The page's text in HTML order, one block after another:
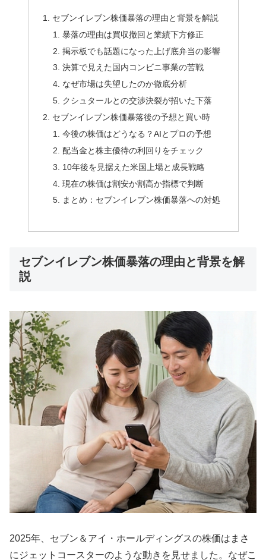
セブンイレブン株価暴落の理由と背景を解説
暴落の理由は買収撤回と業績下方修正
掲示板でも話題になった上げ底弁当の影響
決算で見えた国内コンビニ事業の苦戦
なぜ市場は失望したのか徹底分析
クシュタールとの交渉決裂が招いた下落
セブンイレブン株価暴落後の予想と買い時
今後の株価はどうなる？AIとプロの予想
配当金と株主優待の利回りをチェック
10年後を見据えた米国上場と成長戦略
現在の株価は割安か割高か指標で判断
まとめ：セブンイレブン株価暴落への対処
セブンイレブン株価暴落の理由と背景を解
説
2025年、セブン＆アイ・ホールディングスの株価はまさ
にジェットコースターのような動きを見せました。なぜこ